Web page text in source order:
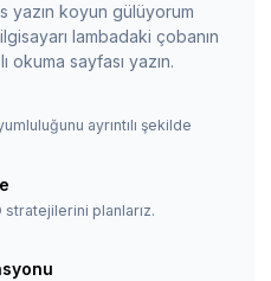
yazın koyun gülüyorum
lambadaki çobanın
okuma sayfası yazın.
ayrıntılı şekilde
stratejilerini planlarız.